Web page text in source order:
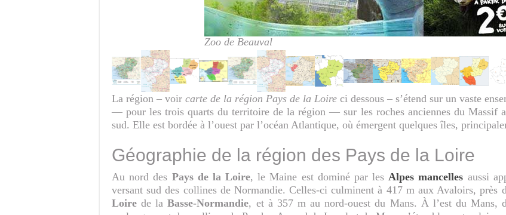
Zoo de Beauval
La région – voir carte de la région Pays de la Loire ci dessous – s’étend sur un vaste
— pour les trois quarts du territoire de la région — sur les roches anciennes du Massif
sud. Elle est bordée à l’ouest par l’océan Atlantique, où émergent quelques îles,
Géographie de la région des Pays de la Loire
Au nord des Pays de la Loire, le Maine est dominé par les Alpes mancelles aussi
versant sud des collines de Normandie. Celles-ci culminent à 417 m aux Avaloirs, près
Loire de laBasse-Normandie, et à 357 m au nord-ouest du Mans. À l’est du Mans,